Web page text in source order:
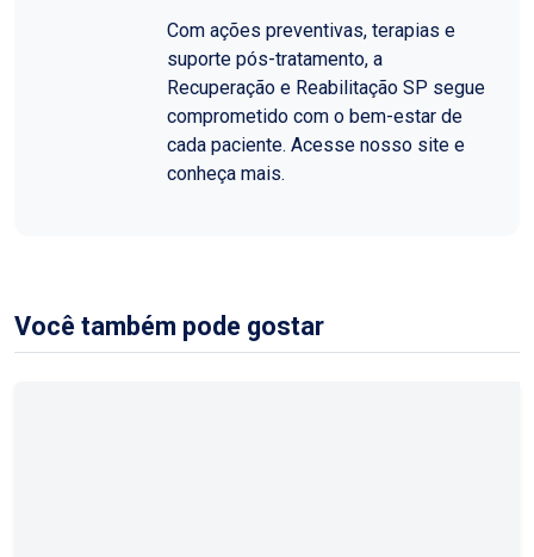
Com ações preventivas, terapias e
suporte pós-tratamento, a
Recuperação e Reabilitação SP segue
comprometido com o bem-estar de
cada paciente. Acesse nosso site e
conheça mais.
Você também pode gostar